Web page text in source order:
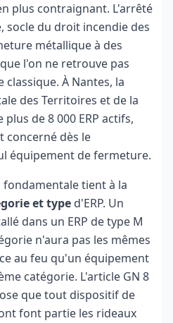
plus contraignant. L'arrêté
socle du droit incendie des
métallique à des
l'on ne retrouve pas
À Nantes, la
des Territoires et de la
de 8 000 ERP actifs,
concerné dès le
équipement de fermeture.
tient à la
et type d'ERP. Un
dans un ERP de type M
n'aura pas les mêmes
au feu qu'un équipement
catégorie. L'article GN 8
que tout dispositif de
font partie les rideaux